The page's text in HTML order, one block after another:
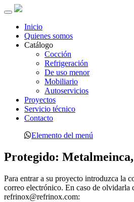
Toggle
navigation
Inicio
Quienes somos
Catálogo
Cocción
Refrigeración
De uso menor
Mobiliario
Autoservicios
Proyectos
Servicio técnico
Contacto
Elemento del menú
Protegido:
Para entrar a su proyecto introduzca la
correo electrónico. En caso de olvidarla
refrinox@refrinox.com: